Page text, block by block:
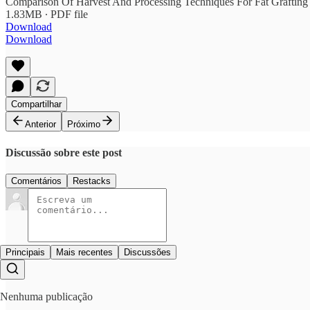
1.83MB ∙ PDF file
Download
Download
Compartilhar
Anterior
Próximo
Discussão sobre este post
Comentários Restacks
Principais Mais recentes Discussões
Nenhuma publicação